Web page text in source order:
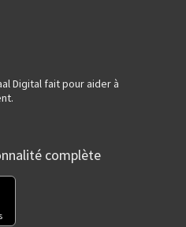
Digital fait pour aider à
complète